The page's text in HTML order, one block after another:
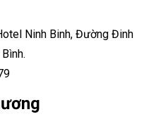
Ninh Binh, Đường Đinh